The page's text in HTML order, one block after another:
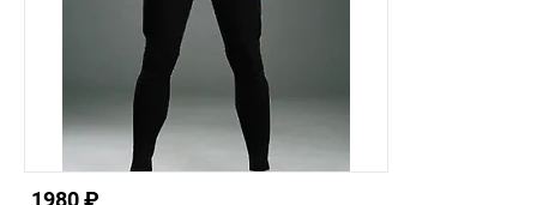
1980 ₽